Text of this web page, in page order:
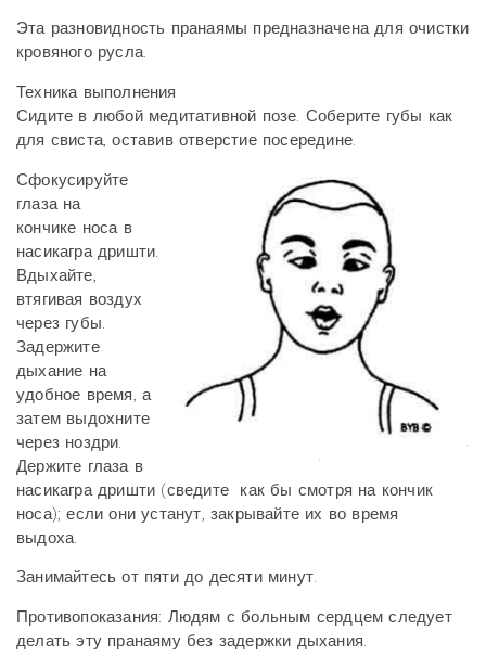
Эта разновидность пранаямы предназначена для очистки
кровяного русла.
Техника выполнения
Сидите в любой медитативной позе. Соберите губы как
для свиста, оставив отверстие посередине.
Сфокусируйте
глаза на
кончике носа в
насикагра дришти.
Вдыхайте,
втягивая воздух
через губы.
Задержите
дыхание на
удобное время, а
затем выдохните
через ноздри.
Держите глаза в
насикагра дришти (сведите как бы смотря на кончик
носа); если они устанут, закрывайте их во время
выдоха.
Занимайтесь от пяти до десяти минут.
Противопоказания: Людям с больным сердцем следует
делать эту пранаяму без задержки дыхания.